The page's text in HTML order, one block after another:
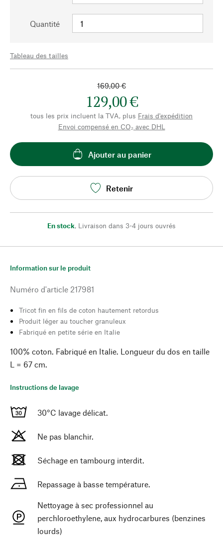
Quantité
Tableau des tailles
169,00 €
129,00 €
tous les prix incluent la TVA, plus Frais d'expédition
Envoi compensé en CO₂ avec DHL
Ajouter au panier
Retenir
En stock, Livraison dans 3-4 jours ouvrés
Information sur le produit
Numéro d'article 217981
Tricot fin en fils de coton hautement retordus
Produit léger au toucher granuleux
Fabriqué en petite série en Italie
100% coton. Fabriqué en Italie. Longueur du dos en taille
L = 67 cm.
Instructions de lavage
30°C lavage délicat.
Ne pas blanchir.
Séchage en tambourg interdit.
Repassage à basse température.
Nettoyage à sec professionnel au
perchloroethylene, aux hydrocarbures (benzines
lourds)